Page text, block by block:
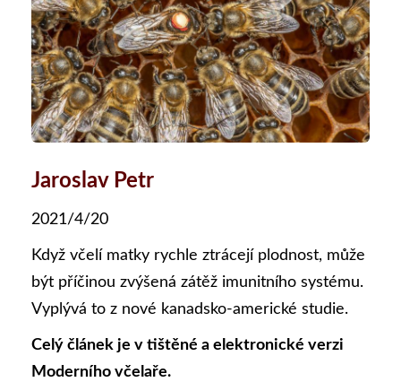
Jaroslav Petr
2021/4/20
Když včelí matky rychle ztrácejí plodnost, může
být příčinou zvýšená zátěž imunitního systému.
Vyplývá to z nové kanadsko-americké studie.
Celý článek je v tištěné a elektronické verzi
Moderního včelaře.